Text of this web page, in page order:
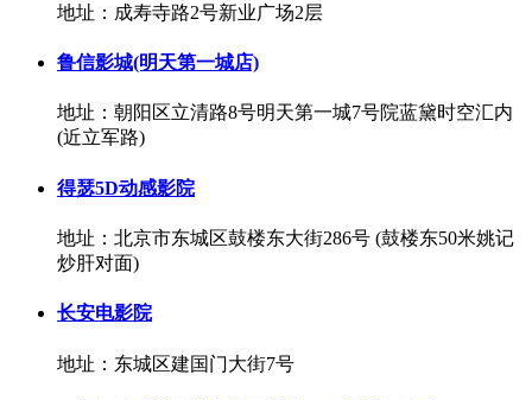
地址：成寿寺路2号新业广场2层
鲁信影城(明天第一城店)
地址：朝阳区立清路8号明天第一城7号院蓝黛时空汇内
(近立军路)
得瑟5D动感影院
地址：北京市东城区鼓楼东大街286号 (鼓楼东50米姚记
炒肝对面)
长安电影院
地址：东城区建国门大街7号